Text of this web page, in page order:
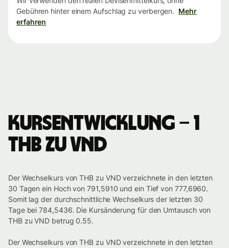
Gebühren hinter einem Aufschlag zu verbergen. Mehr
erfahren
Kursentwicklung – 1
THB zu VND
Der Wechselkurs von THB zu VND verzeichnete in den letzten
30 Tagen ein Hoch von 791,5910 und ein Tief von 777,6960.
Somit lag der durchschnittliche Wechselkurs der letzten 30
Tage bei 784,5436. Die Kursänderung für den Umtausch von
THB zu VND betrug 0.55.
Der Wechselkurs von THB zu VND verzeichnete in den letzten